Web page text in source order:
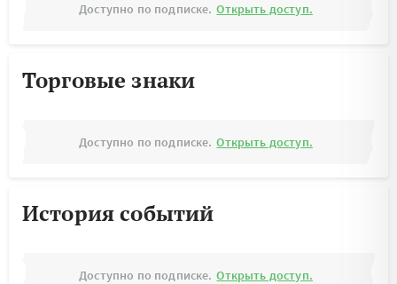
Доступно по подписке. Открыть доступ.
Торговые знаки
Доступно по подписке. Открыть доступ.
История событий
Доступно по подписке. Открыть доступ.